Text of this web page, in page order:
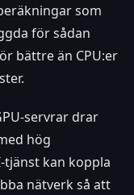
som
för sådan
bättre än CPU:er
servrar drar
hög
tjänst kan koppla
nätverk så att